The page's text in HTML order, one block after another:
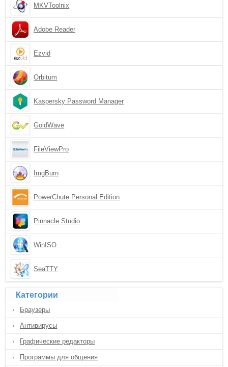
MKVToolnix
Adobe Reader
Ezvid
Orbitum
Kaspersky Password Manager
GoldWave
FileViewPro
ImgBurn
PowerChute Personal Edition
Pinnacle Studio
WinISO
SeaTTY
Категории
Браузеры
Антивирусы
Графические редакторы
Программы для общения